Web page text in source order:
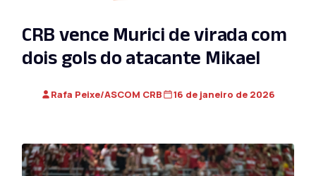
CRB vence Murici de virada com
dois gols do atacante Mikael
Rafa Peixe/ASCOM CRB 16 de janeiro de 2026